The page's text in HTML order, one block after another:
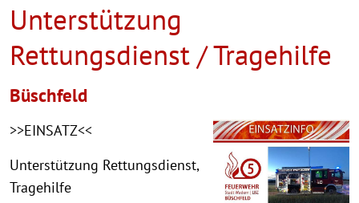
Unterstützung
Rettungsdienst / Tragehilfe
Büschfeld
>>EINSATZ<<
Unterstützung Rettungsdienst,
Tragehilfe